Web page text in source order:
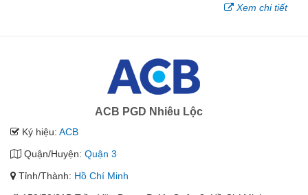
Xem chi tiết
ACB PGD Nhiêu Lộc
Ký hiệu: ACB
Quận/Huyện: Quận 3
Tỉnh/Thành: Hồ Chí Minh